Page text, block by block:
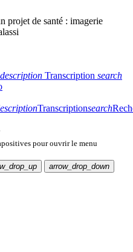
projet de santé : imagerie
description Transcription search
Transcriptionsearch
pour ouvrir le menu
arrow_drop_down